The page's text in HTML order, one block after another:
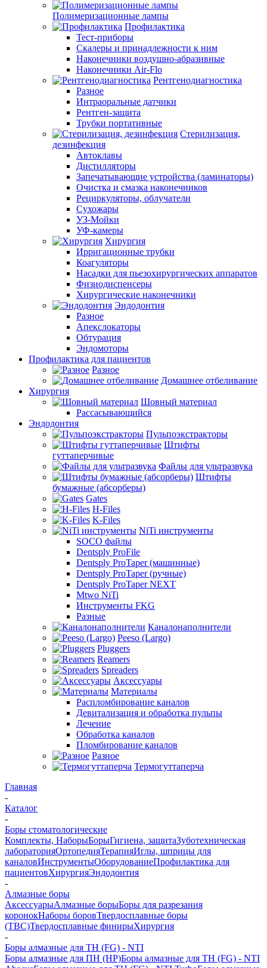
Полимеризационные лампы
Профилактика
Тест-приборы
Скалеры и принадлежности к ним
Наконечники воздушно-абразивные
Наконечники Air-Flo
Рентгенодиагностика
Разное
Интраоральные датчики
Рентген-защита
Трубки портативные
Стерилизация,
дезинфекция
Автоклавы
Дистилляторы
Запечатывающие устройства (ламинаторы)
Очистка и смазка наконечников
Рециркуляторы, облучатели
Сухожары
УЗ-Мойки
УФ-камеры
Хирургия
Ирригационные трубки
Коагуляторы
Насадки для пьезохирургических аппаратов
Физиодиспенсеры
Хирургические наконечники
Эндодонтия
Разное
Апекслокаторы
Обтурация
Эндомоторы
Профилактика для пациентов
Разное
Домашнее отбеливание
Хирургия
Шовный материал
Рассасывающийся
Эндодонтия
Пульпоэкстракторы
Штифты
гуттаперчивые
Файлы для ультразвука
Штифты
бумажные (абсорберы)
Gates
H-Files
K-Files
NiTi инструменты
SOCO файлы
Dentsply ProFile
Dentsply ProTaper (машинные)
Dentsply ProTaper (ручные)
Dentsply ProTaper NEXT
Mtwo NiTi
Инструменты FKG
Разные
Каналонаполнители
Peeso (Largo)
Pluggers
Reamers
Spreaders
Аксессуары
Материалы
Распломбирование каналов
Девитализация и обработка пульпы
Лечение
Обработка каналов
Пломбирование каналов
Разное
Термогуттаперча
Главная
-
Каталог
-
Боры стоматологические
Комплекты, НаборыБорыГигиена, защитаЗуботехническая
лабораторияОртопедияТерапияИглы, шприцы для
каналовИнструментыОборудованиеПрофилактика для
пациентовХирургияЭндодонтия
-
Алмазные боры
АксессуарыАлмазные борыБоры для разрезания
коронокНаборы боровТвердосплавные боры
(ТВС)Твердосплавные финирыХирургия
-
Боры алмазные для ТН (FG) - NTI
Боры алмазные для ПН (HP)Боры алмазные для ТН (FG) - NTI